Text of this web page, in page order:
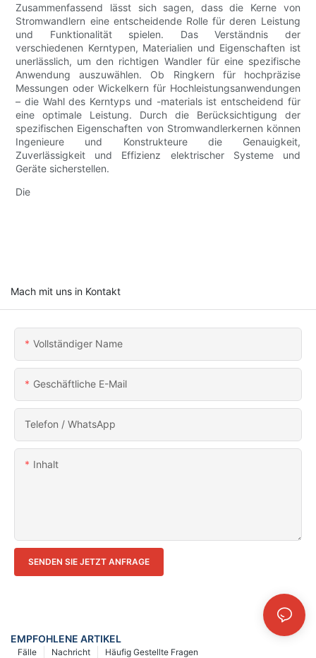
Zusammenfassend lässt sich sagen, dass die Kerne von
Stromwandlern eine entscheidende Rolle für deren Leistung
und Funktionalität spielen. Das Verständnis der
verschiedenen Kerntypen, Materialien und Eigenschaften ist
unerlässlich, um den richtigen Wandler für eine spezifische
Anwendung auszuwählen. Ob Ringkern für hochpräzise
Messungen oder Wickelkern für Hochleistungsanwendungen
– die Wahl des Kerntyps und -materials ist entscheidend für
eine optimale Leistung. Durch die Berücksichtigung der
spezifischen Eigenschaften von Stromwandlerkernen können
Ingenieure und Konstrukteure die Genauigkeit,
Zuverlässigkeit und Effizienz elektrischer Systeme und
Geräte sicherstellen.
Die
Mach mit uns in Kontakt
Vollständiger Name
Geschäftliche E-Mail
Telefon / WhatsApp
Inhalt
SENDEN SIE JETZT ANFRAGE
EMPFOHLENE ARTIKEL
Häufig Gestellte Fragen
Nachricht
Fälle